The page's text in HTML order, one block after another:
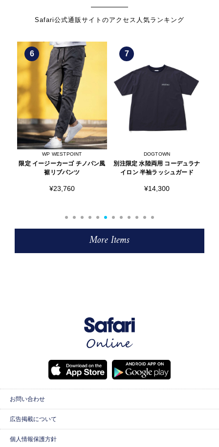
Safari公式通販サイトのアクセス人気ランキング
6
WP WESTPOINT
限定 イージーカーゴ チノパン風
裾リブパンツ
¥23,760
7
DOGTOWN
別注限定 水陸両用 コーデュラナ
イロン 半袖ラッシュガード
¥14,300
More Items
お問い合わせ
広告掲載について
個人情報保護方針